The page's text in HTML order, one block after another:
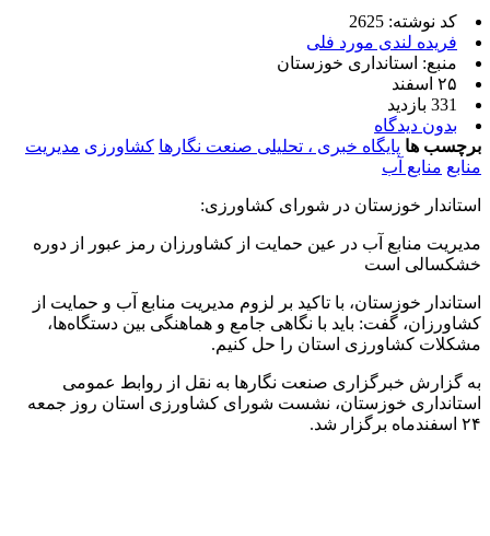
کد نوشته: 2625
فریده لندی مورد فلی
منبع: استانداری خوزستان
۲۵ اسفند
331 بازدید
بدون دیدگاه
برچسب ها پایگاه خبری ، تحلیلی صنعت نگارها کشاورزی مدیریت
منابع منابع آب
استاندار خوزستان در شورای کشاورزی:
مدیریت منابع آب در عین حمایت از کشاورزان رمز عبور از دوره
خشکسالی است
استاندار خوزستان، با تاکید بر لزوم مدیریت منابع آب و حمایت از
کشاورزان، گفت: باید با نگاهی جامع و هماهنگی بین دستگاه‌ها،
مشکلات کشاورزی استان را حل کنیم.
به گزارش خبرگزاری صنعت نگارها به نقل از روابط عمومی
استانداری خوزستان، نشست شورای کشاورزی استان روز جمعه
۲۴ اسفندماه برگزار شد.